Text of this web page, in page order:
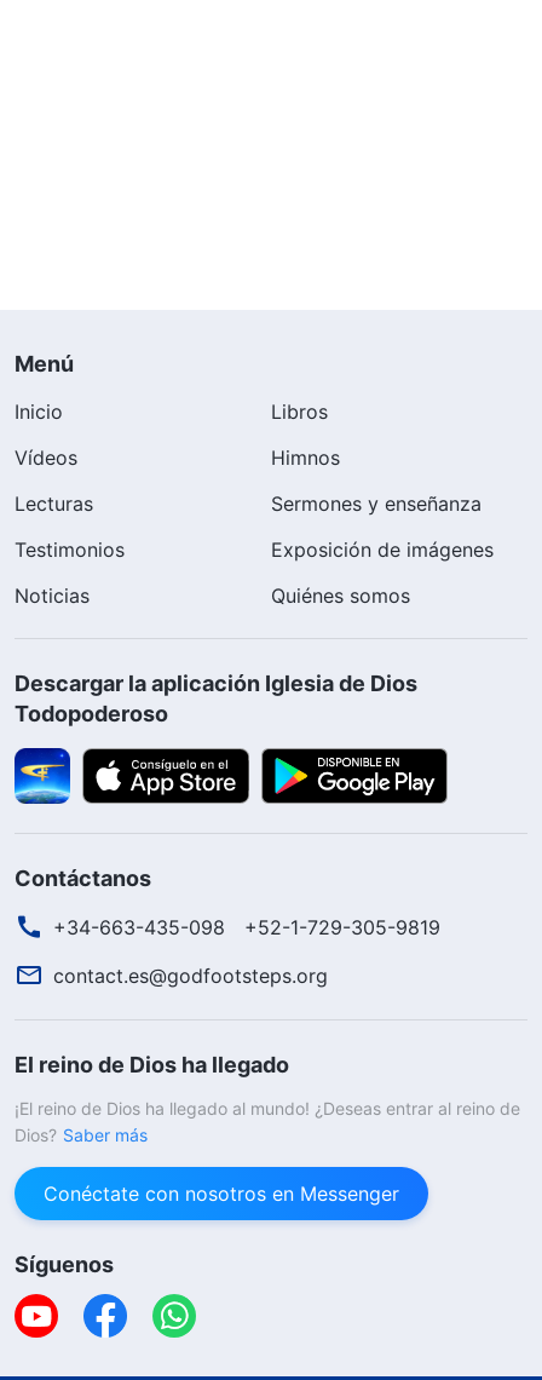
Menú
Inicio
Libros
Vídeos
Himnos
Lecturas
Sermones y enseñanza
Testimonios
Exposición de imágenes
Noticias
Quiénes somos
Descargar la aplicación Iglesia de Dios
Todopoderoso
Contáctanos
+34-663-435-098
+52-1-729-305-9819
contact.es@godfootsteps.org
El reino de Dios ha llegado
¡El reino de Dios ha llegado al mundo! ¿Deseas entrar al reino de
Dios? Saber más
Conéctate con nosotros en Messenger
Síguenos